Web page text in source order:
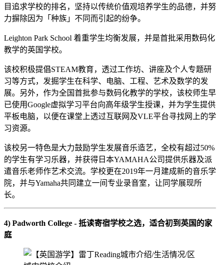
目追求学校的排名，坚持以传统价值观培养学生的品德，并努
力摒除因为「种族」不同而引起的纷争。
Leighton Park School 着重学生均衡发展，并是首批采用数码化
教学的英国学校。
该校积极提倡STEAM教育，透过工作坊、讲座及个人专题研
习等方式，发掘学生在科学、电脑、工程、艺术及数学的发
展。另外，作为全国首批参与数码化教学的学校，该校师生早
已使用Google虚拟学习平台向高年级学生授课，并为学生提供
平板电脑，以便在课堂上透过互联网及VLE平台寻找网上的学
习资源。
该校另一特色是大力鼓励学生发展音乐造艺，全校有超过50%
的学生有学习乐器，并获得日本YAMAHA公司提供乐器及派
遣音乐老师作艺术交流。学校更在2019年一月建成新的音乐学
院，并与Yamaha共同建立一间专业录音室，让同学展现所
长。
4) Padworth College - 抵读寄宿学校之选，适合初到英国的家
庭